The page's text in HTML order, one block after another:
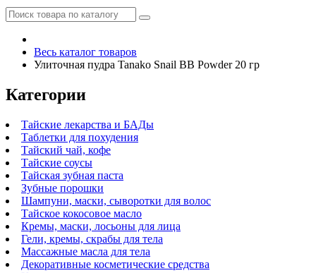
Весь каталог товаров
Улиточная пудра Tanako Snail BB Powder 20 гр
Категории
Тайские лекарства и БАДы
Таблетки для похудения
Тайский чай, кофе
Тайские соусы
Тайская зубная паста
Зубные порошки
Шампуни, маски, сыворотки для волос
Тайское кокосовое масло
Кремы, маски, лосьоны для лица
Гели, кремы, скрабы для тела
Массажные масла для тела
Декоративные косметические средства